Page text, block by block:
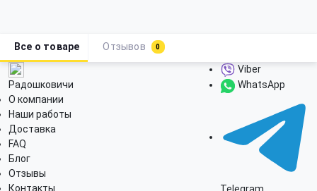
Радошковичи
О компании
Наши работы
Доставка
FAQ
Блог
Отзывы
Контакты
Viber
WhatsApp
Все о товаре Отзывов 0